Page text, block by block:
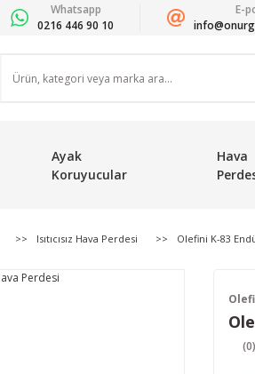
Whatsapp
0216 446 90 10
E-
Ayak
Koruyucular
Hava
Isıtıcısız Hava Perdesi Olefini K-83